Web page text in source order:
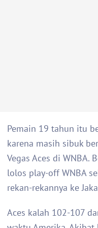
Pemain 19 tahun itu
karena masih sibuk
Vegas Aces di WNBA.
lolos play-off WNBA
rekan-rekannya ke
Aces kalah 102-107